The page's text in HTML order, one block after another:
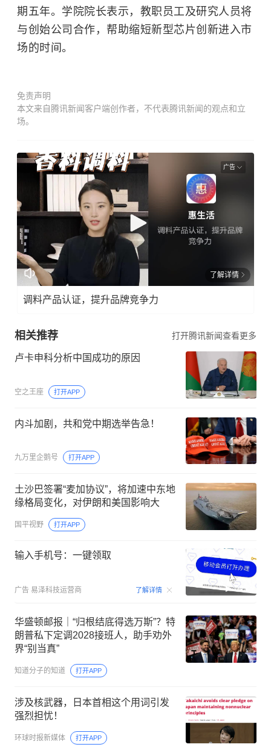
期五年。学院院长表示，教职员工及研究人员将
与创始公司合作，帮助缩短新型芯片创新进入市
场的时间。
免责声明
本文来自腾讯新闻客户端创作者，不代表腾讯新闻的观点和立
场。
广告
了解详情
调料产品认证，提升品牌竞争力
相关推荐 打开腾讯新闻查看更多
卢卡申科分析中国成功的原因
空之王座 打开APP
内斗加剧，共和党中期选举告急！
九万里企鹅号 打开APP
土沙巴签署“麦加协议”，将加速中东地
缘格局变化，对伊朗和美国影响大
国平视野 打开APP
输入手机号：一键领取
广告 易泽科技运营商 了解详情 00:15
华盛顿邮报｜“归根结底得选万斯”？特
朗普私下定调2028接班人，助手劝外
界“别当真”
知道分子的知道 打开APP
涉及核武器，日本首相这个用词引发
强烈担忧！
环球时报新媒体 打开APP